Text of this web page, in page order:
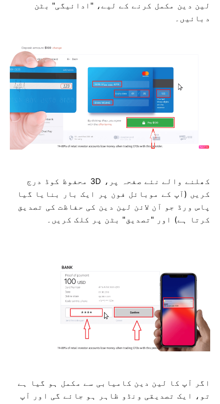
لین دین مکمل کرنے کے لیے، "ادائیگی" بٹن
دبائیں۔
کھلنے والے نئے صفحہ پر، 3D محفوظ کوڈ درج
کریں (آپ کے موبائل فون پر ایک بار بنایا گیا
پاس ورڈ جو آن لائن لین دین کی حفاظت کی تصدیق
کرتا ہے) اور "تصدیق" بٹن پر کلک کریں۔
اگر آپ کا لین دین کامیابی سے مکمل ہو گیا ہے
تو، ایک تصدیقی ونڈو ظاہر ہو جائے گی اور آپ